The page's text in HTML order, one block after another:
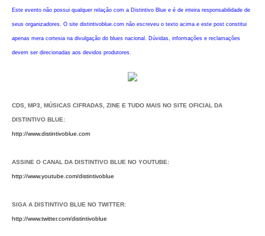
Este evento não possui qualquer relação com a Distintivo Blue e é de inteira responsabilidade de
seus organizadores. O site distintivoblue.com não escreveu o texto acima e este post constitui
apenas mera cortesia na divulgação do blues nacional. Dúvidas, informações e reclamações
devem ser direcionadas aos devidos produtores.
CDS, MP3, MÚSICAS CIFRADAS, ZINE E TUDO MAIS NO SITE OFICIAL DA
DISTINTIVO BLUE:
http://www.distintivoblue.com
ASSINE O CANAL DA DISTINTIVO BLUE NO YOUTUBE:
http://www.youtube.com/distintivoblue
SIGA A DISTINTIVO BLUE NO TWITTER:
http://www.twitter.com/distintivoblue